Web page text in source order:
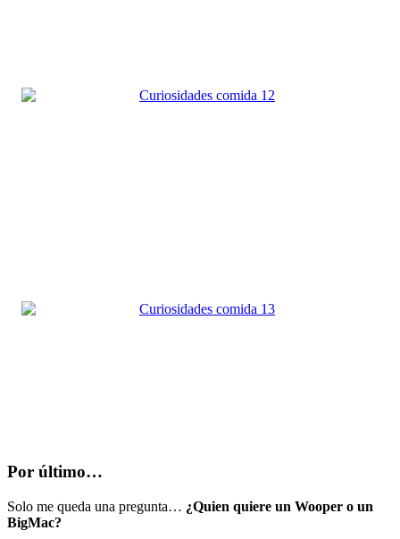
Por último…
Solo me queda una pregunta… ¿Quien quiere un Wooper o un
BigMac?